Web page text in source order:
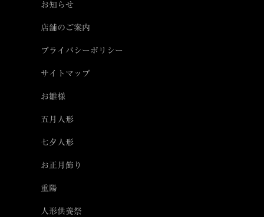
お知らせ
店舗のご案内
プライバシーポリシー
サイトマップ
お雛様
五月人形
七夕人形
お正月飾り
重陽
人形供養祭